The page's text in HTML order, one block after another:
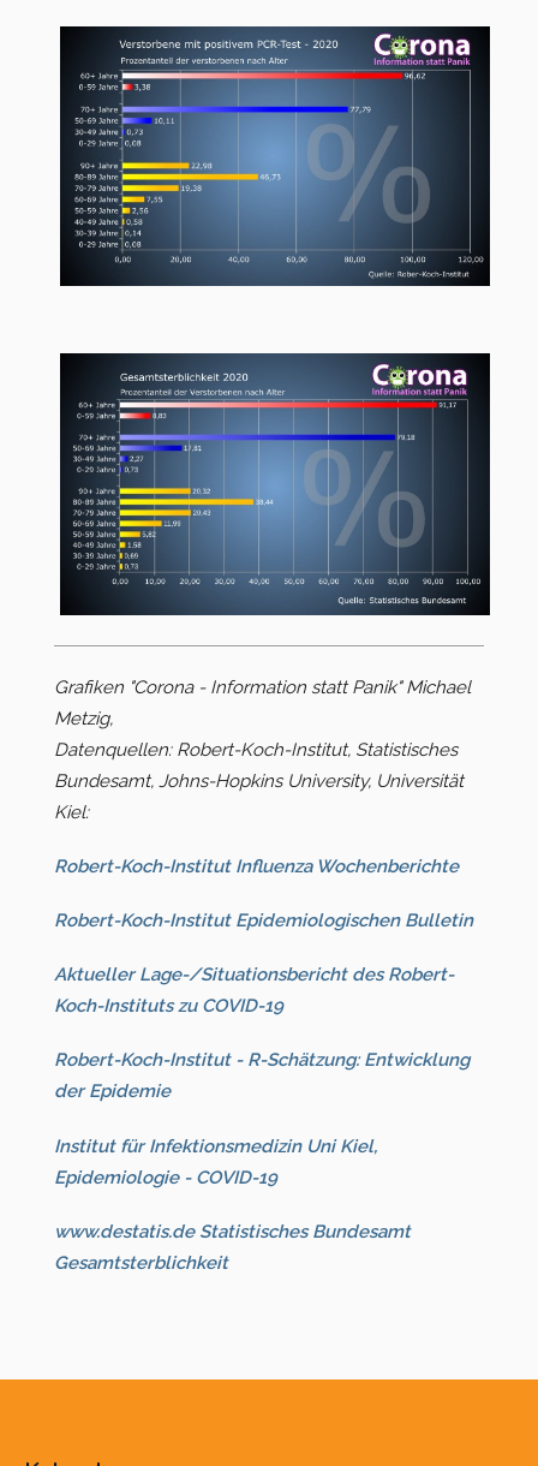
Grafiken "Corona - Information statt Panik" Michael
Metzig,
Datenquellen: Robert-Koch-Institut, Statistisches
Bundesamt, Johns-Hopkins University, Universität
Kiel:
Robert-Koch-Institut Influenza Wochenberichte
Robert-Koch-Institut Epi­demio­lo­gischen Bulletin
Aktueller Lage-/Situationsbericht des Robert-
Koch-Instituts zu COVID-19
Robert-Koch-Institut - R-Schätzung: Entwicklung
der Epidemie
Institut für Infektionsmedizin Uni Kiel,
Epidemiologie - COVID-19
www.destatis.de Statistisches Bundesamt
Gesamtsterblichkeit